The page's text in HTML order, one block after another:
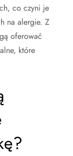
co czyni je
na alergie. Z
oferować
które